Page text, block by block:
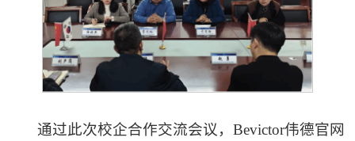
通过此次校企合作交流会议，​Bevictor伟德官网